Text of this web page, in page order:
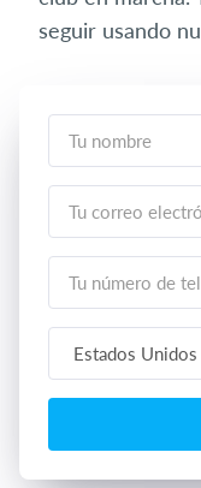
seguir usando